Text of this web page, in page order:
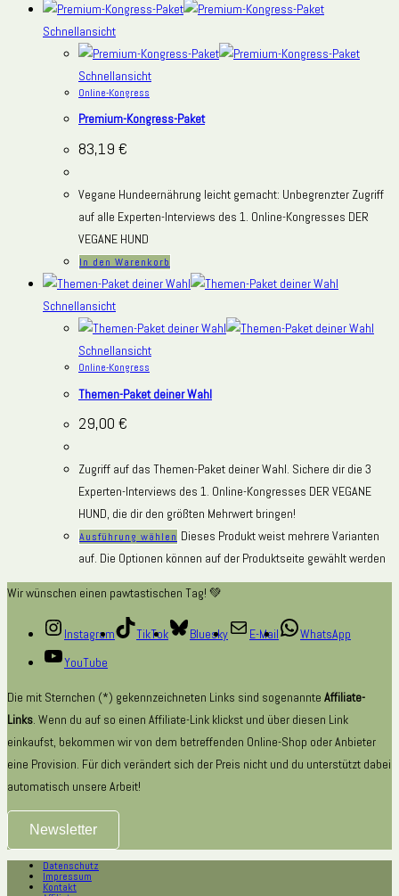
Schnellansicht
Schnellansicht
Online-Kongress
Premium-Kongress-Paket
83,19 €
Vegane Hundeernährung leicht gemacht: Unbegrenzter Zugriff
auf alle Experten-Interviews des 1. Online-Kongresses DER
VEGANE HUND
In den Warenkorb
Schnellansicht
Schnellansicht
Online-Kongress
Themen-Paket deiner Wahl
29,00 €
Zugriff auf das Themen-Paket deiner Wahl. Sichere dir die 3
Experten-Interviews des 1. Online-Kongresses DER VEGANE
HUND, die dir den größten Mehrwert bringen!
Ausführung wählen Dieses Produkt weist mehrere Varianten
auf. Die Optionen können auf der Produktseite gewählt werden
Wir wünschen einen pawtastischen Tag! 💚
Instagram TikTok Bluesky E-Mail
WhatsApp
YouTube
Die mit Sternchen (*) gekennzeichneten Links sind sogenannte Affiliate-
Links. Wenn du auf so einen Affiliate-Link klickst und über diesen Link
einkaufst, bekommen wir von dem betreffenden Online-Shop oder Anbieter
eine Provision. Für dich verändert sich der Preis nicht und du unterstützt dabei
automatisch unsere Arbeit!
Newsletter
Datenschutz
Impressum
Kontakt